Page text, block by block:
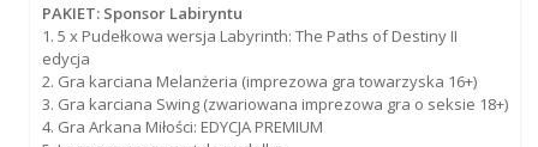
PAKIET: Sponsor Labiryntu
1. 5 x Pudełkowa wersja Labyrinth: The Paths of Destiny II
edycja
2. Gra karciana Melanżeria (imprezowa gra towarzyska 16+)
3. Gra karciana Swing (zwariowana imprezowa gra o seksie 18+)
4. Gra Arkana Miłości: EDYCJA PREMIUM